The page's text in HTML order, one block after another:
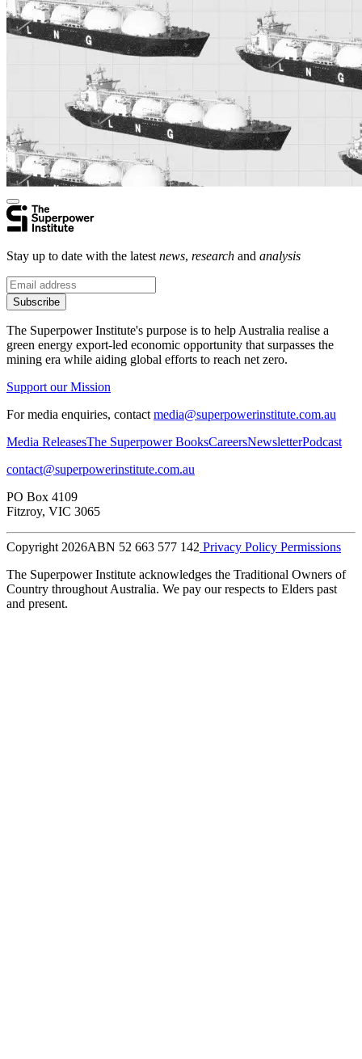
Stay up to date with the latest news, research and analysis
Subscribe
The Superpower Institute's purpose is to help Australia realise a
green energy export-led economic opportunity that surpasses the
mining era while aiding global efforts to reach net zero.​​​​‌ ‍ ​‍​‍‌‍ ‌ ​‍‌‍‍‌‌‍‌ ‌‍‍‌‌‍ ‍​‍​‍​ ‍‍​‍​‍‌ ​ ‌‍​‌‌‍ ‍‌‍‍‌‌ ‌​‌ ‍‌​‍ ‍‌‍‍‌‌‍ ​‍​‍​‍ ​​‍​‍‌‍‍​‌ ​‍‌‍‌‌‌‍‌‍​‍​‍​ ‍‍​‍​‍‌‍‍​‌ ‌​‌ ‌​‌ ​​​ ‍‍​‍ ​‍ ‌‍ ​‌‍ ‌‍​ ‌‍​‌‌‍ ​‌‍‍​‌‍ ‌ ​ ‌ ‌​​ ‍‍​ ​ ​ ​ ​ ​ ​ ​ ​‍ ‌‍‍‌‌‍ ‍‌ ‌​‌‍‌‌‌‍ ‍‌ ‌​​‍ ‌‍‌‌‌‍‌​‌‍‍‌‌ ‌​​‍ ‌‍ ‌‌‍ ‌‍‌​‌‍‌‌​ ‌‌ ​​‌ ​‍‌‍‌‌‌ ​ ‌‍‌‌‌‍ ‍‌ ‌​‌‍​‌‌ ‌​‌‍‍‌‌‍ ‌‍ ‍​ ‍ ‌‍‍‌‌‍‌​​ ‌​ ​‍​ ‌‍​ ‌‌​ ‌‍​ ​​‌‍‌‌​ ‍​​ ​​​‍ ‌​ ‌ ​ ‌​​ ‌‍​ ‌‌​‍ ‌​ ‌​​ ‍​​ ​ ​ ‍‌​‍ ‌​ ‍​​ ‌‍​ ​‍​ ‍‌​‍ ‌​ ‌‌​ ‌‌​ ‌ ​ ​‍‌‍‌‍​ ‍​​ ​‍​ ‍‌​ ‌‌​ ‍​​ ​​‌‍‌‌​ ‍ ‌ ‌​‌ ‍‌‌ ​​‌‍‌‌​ ‌‌ ​ ‌‍‌‌‌ ‌​‌ ‌​‌‍‍‌‌‍ ‍‌‍‌ ‌ ​ ​ ‍ ‌ ​​‌‍​‌‌ ‌​‌‍‍​​ ‌‌‍‌‍‌‍ ‌‍ ‌ ‌​‌‍‌‌‌ ​‍‌‌‌​‌‍‌‌‌ ‍​‌ ‌​​ ‌‍​‍‌‍​‌‌ ​ ‌‍‌‌‌‌‌‌‌ ​‍‌‍ ​​ ‌‌‍‍​‌ ‌​‌ ‌​‌ ​​​‍‌‌​ ​ ‌​​‌​‍‌‌​ ​‍‌​‌‍​‍‌‌​ ​‍‌​‌‍‌‍ ​‌‍ ‌‍​ ‌‍​‌‌‍ ​‌‍‍​‌‍ ‌ ​ ‌ ‌​​‍‌‌​ ​ ‌​​‌​ ​ ​ ​ ​ ​ ​ ​ ​‍‌‍‌‍‍‌‌‍‌​​ ‌​ ​‍​ ‌‍​ ‌‌​ ‌‍​ ​​‌‍‌‌​ ‍​​ ​​​‍ ‌​ ‌ ​ ‌​​ ‌‍​ ‌‌​‍ ‌​ ‌​​ ‍​​ ​ ​ ‍‌​‍ ‌​ ‍​​ ‌‍​ ​‍​ ‍‌​‍ ‌​ ‌‌​ ‌‌​ ‌ ​ ​‍‌‍‌‍​ ‍​​ ​‍​ ‍‌​ ‌‌​ ‍​​ ​​‌‍‌‌​‍‌‍‌ ‌​‌ ‍‌‌ ​​‌‍‌‌​ ‌‌ ​ ‌‍‌‌‌ ‌​‌ ‌​‌‍‍‌‌‍ ‍‌‍‌ ‌ ​ ​‍‌‍‌ ​​‌‍​‌‌ ‌​‌‍‍​​ ‌‌‍‌‍‌‍ ‌‍ ‌ ‌​‌‍‌‌‌ ​‍‌‌‌​‌‍‌‌‌ ‍​‌ ‌​​‍‌‍‌ ​​‌‍‌‌‌ ​‍‌ ​ ‌ ​​‌‍‌‌‌‍​ ‌ ‌​‌‍‍‌‌ ‌‍‌‍‌‌​ ‌‌ ​​‌ ‌‌‌‍​‍‌‍ ​‌‍‍‌‌ ​ ‌‍‍​‌‍‌‌‌‍‌​​‍​‍‌ ‌
Support our Mission
For media enquiries, contact media@superpowerinstitute.com.au
Media Releases​​​​‌ ‍ ​‍​‍‌‍ ‌ ​‍‌‍‍‌‌‍‌ ‌‍‍‌‌‍ ‍​‍​‍​ ‍‍​‍​‍‌ ​ ‌‍​‌‌‍ ‍‌‍‍‌‌ ‌​‌ ‍‌​‍ ‍‌‍‍‌‌‍ ​‍​‍​‍ ​​‍​‍‌‍‍​‌ ​‍‌‍‌‌‌‍‌‍​‍​‍​ ‍‍​‍​‍‌‍‍​‌ ‌​‌ ‌​‌ ​​​ ‍‍​‍ ​‍ ‌‍ ​‌‍ ‌‍​ ‌‍​‌‌‍ ​‌‍‍​‌‍ ‌ ​ ‌ ‌​​ ‍‍​ ​ ​ ​ ​ ​ ​ ​ ​‍ ‌‍‍‌‌‍ ‍‌ ‌​‌‍‌‌‌‍ ‍‌ ‌​​‍ ‌‍‌‌‌‍‌​‌‍‍‌‌ ‌​​‍ ‌‍ ‌‌‍ ‌‍‌​‌‍‌‌​ ‌‌ ​​‌ ​‍‌‍‌‌‌ ​ ‌‍‌‌‌‍ ‍‌ ‌​‌‍​‌‌ ‌​‌‍‍‌‌‍ ‌‍ ‍​ ‍ ‌‍‍‌‌‍‌​​ ‌​ ​‍​ ‌‍​ ‌‌​ ‌‍​ ​​‌‍‌‌​ ‍​​ ​​​‍ ‌​ ‌ ​ ‌​​ ‌‍​ ‌‌​‍ ‌​ ‌​​ ‍​​ ​ ​ ‍‌​‍ ‌​ ‍​​ ‌‍​ ​‍​ ‍‌​‍ ‌​ ‌‌​ ‌‌​ ‌ ​ ​‍‌‍‌‍​ ‍​​ ​‍​ ‍‌​ ‌‌​ ‍​​ ​​‌‍‌‌​ ‍ ‌ ‌​‌ ‍‌‌ ​​‌‍‌‌​ ‌‌ ​ ‌‍‌‌‌ ‌​‌ ‌​‌‍‍‌‌‍ ‍‌‍‌ ‌ ​ ​ ‍ ‌ ​​‌‍​‌‌ ‌​‌‍‍​​ ‌‌‍‌‍‌‍ ‌‍ ‌ ‌​‌‍‌‌‌ ​‍‌​ ‌‌‍‌‌‌‍ ‍‌ ‌‌‌​‍‌‌ ‌​‌‍‌‌‌‍ ‌‌ ​ ​‍‌‌​ ‌‌‌​​‍‌‌ ‌‍‍ ‌‍‌‌‌ ‍‌​‍‌‌​ ​ ‌​‌​​‍‌‌​ ​ ‌​‌​​‍‌‌​ ​‍​ ​‍‌‍​ ‌‍​‌​ ‌​​ ​​​ ‍‌‌‍‌​​ ​‍​ ‌‍‌‍​ ​ ‌ ‌‍‌‌​ ‌‌​‍‌‌​ ​‍​ ​‍​‍‌‌​ ‌‌‌​‌​​‍ ‍‌‍ ​‌‍​‌‌‍​‍‌‍‌‌‌‍ ​​ ‌‍​‍‌‍​‌‌ ​ ‌‍‌‌‌‌‌‌‌ ​‍‌‍ ​​ ‌‌‍‍​‌ ‌​‌ ‌​‌ ​​​‍‌‌​ ​ ‌​​‌​‍‌‌​ ​‍‌​‌‍​‍‌‌​ ​‍‌​‌‍‌‍ ​‌‍ ‌‍​ ‌‍​‌‌‍ ​‌‍‍​‌‍ ‌ ​ ‌ ‌​​‍‌‌​ ​ ‌​​‌​ ​ ​ ​ ​ ​ ​ ​ ​‍‌‍‌‍‍‌‌‍‌​​ ‌​ ​‍​ ‌‍​ ‌‌​ ‌‍​ ​​‌‍‌‌​ ‍​​ ​​​‍ ‌​ ‌ ​ ‌​​ ‌‍​ ‌‌​‍ ‌​ ‌​​ ‍​​ ​ ​ ‍‌​‍ ‌​ ‍​​ ‌‍​ ​‍​ ‍‌​‍ ‌​ ‌‌​ ‌‌​ ‌ ​ ​‍‌‍‌‍​ ‍​​ ​‍​ ‍‌​ ‌‌​ ‍​​ ​​‌‍‌‌​‍‌‍‌ ‌​‌ ‍‌‌ ​​‌‍‌‌​ ‌‌ ​ ‌‍‌‌‌ ‌​‌ ‌​‌‍‍‌‌‍ ‍‌‍‌ ‌ ​ ​‍‌‍‌ ​​‌‍​‌‌ ‌​‌‍‍​​ ‌‌‍‌‍‌‍ ‌‍ ‌ ‌​‌‍‌‌‌ ​‍‌​ ‌‌‍‌‌‌‍ ‍‌ ‌‌‌​‍‌‌ ‌​‌‍‌‌‌‍ ‌‌ ​ ​‍‌‌​ ‌‌‌​​‍‌‌ ‌‍‍ ‌‍‌‌‌ ‍‌​‍‌‌​ ​ ‌​‌​​‍‌‌​ ​ ‌​‌​​‍‌‌​ ​‍​ ​‍‌‍​ ‌‍​‌​ ‌​​ ​​​ ‍‌‌‍‌​​ ​‍​ ‌‍‌‍​ ​ ‌ ‌‍‌‌​ ‌‌​‍‌‌​ ​‍​ ​‍​‍‌‌​ ‌‌‌​‌​​‍ ‍‌‍ ​‌‍​‌‌‍​‍‌‍‌‌‌‍ ​​‍‌‍‌ ​​‌‍‌‌‌ ​‍‌ ​ ‌ ​​‌‍‌‌‌‍​ ‌ ‌​‌‍‍‌‌ ‌‍‌‍‌‌​ ‌‌ ​​‌ ‌‌‌‍​‍‌‍ ​‌‍‍‌‌ ​ ‌‍‍​‌‍‌‌‌‍‌​​‍​‍‌ ‌The Superpower Books​​​​‌ ‍ ​‍​‍‌‍ ‌ ​‍‌‍‍‌‌‍‌ ‌‍‍‌‌‍ ‍​‍​‍​ ‍‍​‍​‍‌ ​ ‌‍​‌‌‍ ‍‌‍‍‌‌ ‌​‌ ‍‌​‍ ‍‌‍‍‌‌‍ ​‍​‍​‍ ​​‍​‍‌‍‍​‌ ​‍‌‍‌‌‌‍‌‍​‍​‍​ ‍‍​‍​‍‌‍‍​‌ ‌​‌ ‌​‌ ​​​ ‍‍​‍ ​‍ ‌‍ ​‌‍ ‌‍​ ‌‍​‌‌‍ ​‌‍‍​‌‍ ‌ ​ ‌ ‌​​ ‍‍​ ​ ​ ​ ​ ​ ​ ​ ​‍ ‌‍‍‌‌‍ ‍‌ ‌​‌‍‌‌‌‍ ‍‌ ‌​​‍ ‌‍‌‌‌‍‌​‌‍‍‌‌ ‌​​‍ ‌‍ ‌‌‍ ‌‍‌​‌‍‌‌​ ‌‌ ​​‌ ​‍‌‍‌‌‌ ​ ‌‍‌‌‌‍ ‍‌ ‌​‌‍​‌‌ ‌​‌‍‍‌‌‍ ‌‍ ‍​ ‍ ‌‍‍‌‌‍‌​​ ‌​ ​‍​ ‌‍​ ‌‌​ ‌‍​ ​​‌‍‌‌​ ‍​​ ​​​‍ ‌​ ‌ ​ ‌​​ ‌‍​ ‌‌​‍ ‌​ ‌​​ ‍​​ ​ ​ ‍‌​‍ ‌​ ‍​​ ‌‍​ ​‍​ ‍‌​‍ ‌​ ‌‌​ ‌‌​ ‌ ​ ​‍‌‍‌‍​ ‍​​ ​‍​ ‍‌​ ‌‌​ ‍​​ ​​‌‍‌‌​ ‍ ‌ ‌​‌ ‍‌‌ ​​‌‍‌‌​ ‌‌ ​ ‌‍‌‌‌ ‌​‌ ‌​‌‍‍‌‌‍ ‍‌‍‌ ‌ ​ ​ ‍ ‌ ​​‌‍​‌‌ ‌​‌‍‍​​ ‌‌‍‌‍‌‍ ‌‍ ‌ ‌​‌‍‌‌‌ ​‍‌​ ‌‌‍‌‌‌‍ ‍‌ ‌‌‌​‍‌‌ ‌​‌‍‌‌‌‍ ‌‌ ​ ​‍‌‌​ ‌‌‌​​‍‌‌ ‌‍‍ ‌‍‌‌‌ ‍‌​‍‌‌​ ​ ‌​‌​​‍‌‌​ ​ ‌​‌​​‍‌‌​ ​‍​ ​‍​ ‌‍​ ‌ ​ ‌‌​ ​​​ ​‍​ ‌​‌‍‌​​ ‍​‌‍‌‌​ ‌‌‌‍‌‌​ ‍​​‍‌‌​ ​‍​ ​‍​‍‌‌​ ‌‌‌​‌​​‍ ‍‌‍ ​‌‍​‌‌‍​‍‌‍‌‌‌‍ ​​ ‌‍​‍‌‍​‌‌ ​ ‌‍‌‌‌‌‌‌‌ ​‍‌‍ ​​ ‌‌‍‍​‌ ‌​‌ ‌​‌ ​​​‍‌‌​ ​ ‌​​‌​‍‌‌​ ​‍‌​‌‍​‍‌‌​ ​‍‌​‌‍‌‍ ​‌‍ ‌‍​ ‌‍​‌‌‍ ​‌‍‍​‌‍ ‌ ​ ‌ ‌​​‍‌‌​ ​ ‌​​‌​ ​ ​ ​ ​ ​ ​ ​ ​‍‌‍‌‍‍‌‌‍‌​​ ‌​ ​‍​ ‌‍​ ‌‌​ ‌‍​ ​​‌‍‌‌​ ‍​​ ​​​‍ ‌​ ‌ ​ ‌​​ ‌‍​ ‌‌​‍ ‌​ ‌​​ ‍​​ ​ ​ ‍‌​‍ ‌​ ‍​​ ‌‍​ ​‍​ ‍‌​‍ ‌​ ‌‌​ ‌‌​ ‌ ​ ​‍‌‍‌‍​ ‍​​ ​‍​ ‍‌​ ‌‌​ ‍​​ ​​‌‍‌‌​‍‌‍‌ ‌​‌ ‍‌‌ ​​‌‍‌‌​ ‌‌ ​ ‌‍‌‌‌ ‌​‌ ‌​‌‍‍‌‌‍ ‍‌‍‌ ‌ ​ ​‍‌‍‌ ​​‌‍​‌‌ ‌​‌‍‍​​ ‌‌‍‌‍‌‍ ‌‍ ‌ ‌​‌‍‌‌‌ ​‍‌​ ‌‌‍‌‌‌‍ ‍‌ ‌‌‌​‍‌‌ ‌​‌‍‌‌‌‍ ‌‌ ​ ​‍‌‌​ ‌‌‌​​‍‌‌ ‌‍‍ ‌‍‌‌‌ ‍‌​‍‌‌​ ​ ‌​‌​​‍‌‌​ ​ ‌​‌​​‍‌‌​ ​‍​ ​‍​ ‌‍​ ‌ ​ ‌‌​ ​​​ ​‍​ ‌​‌‍‌​​ ‍​‌‍‌‌​ ‌‌‌‍‌‌​ ‍​​‍‌‌​ ​‍​ ​‍​‍‌‌​ ‌‌‌​‌​​‍ ‍‌‍ ​‌‍​‌‌‍​‍‌‍‌‌‌‍ ​​‍‌‍‌ ​​‌‍‌‌‌ ​‍‌ ​ ‌ ​​‌‍‌‌‌‍​ ‌ ‌​‌‍‍‌‌ ‌‍‌‍‌‌​ ‌‌ ​​‌ ‌‌‌‍​‍‌‍ ​‌‍‍‌‌ ​ ‌‍‍​‌‍‌‌‌‍‌​​‍​‍‌ ‌Careers​​​​‌ ‍ ​‍​‍‌‍ ‌ ​‍‌‍‍‌‌‍‌ ‌‍‍‌‌‍ ‍​‍​‍​ ‍‍​‍​‍‌ ​ ‌‍​‌‌‍ ‍‌‍‍‌‌ ‌​‌ ‍‌​‍ ‍‌‍‍‌‌‍ ​‍​‍​‍ ​​‍​‍‌‍‍​‌ ​‍‌‍‌‌‌‍‌‍​‍​‍​ ‍‍​‍​‍‌‍‍​‌ ‌​‌ ‌​‌ ​​​ ‍‍​‍ ​‍ ‌‍ ​‌‍ ‌‍​ ‌‍​‌‌‍ ​‌‍‍​‌‍ ‌ ​ ‌ ‌​​ ‍‍​ ​ ​ ​ ​ ​ ​ ​ ​‍ ‌‍‍‌‌‍ ‍‌ ‌​‌‍‌‌‌‍ ‍‌ ‌​​‍ ‌‍‌‌‌‍‌​‌‍‍‌‌ ‌​​‍ ‌‍ ‌‌‍ ‌‍‌​‌‍‌‌​ ‌‌ ​​‌ ​‍‌‍‌‌‌ ​ ‌‍‌‌‌‍ ‍‌ ‌​‌‍​‌‌ ‌​‌‍‍‌‌‍ ‌‍ ‍​ ‍ ‌‍‍‌‌‍‌​​ ‌​ ​‍​ ‌‍​ ‌‌​ ‌‍​ ​​‌‍‌‌​ ‍​​ ​​​‍ ‌​ ‌ ​ ‌​​ ‌‍​ ‌‌​‍ ‌​ ‌​​ ‍​​ ​ ​ ‍‌​‍ ‌​ ‍​​ ‌‍​ ​‍​ ‍‌​‍ ‌​ ‌‌​ ‌‌​ ‌ ​ ​‍‌‍‌‍​ ‍​​ ​‍​ ‍‌​ ‌‌​ ‍​​ ​​‌‍‌‌​ ‍ ‌ ‌​‌ ‍‌‌ ​​‌‍‌‌​ ‌‌ ​ ‌‍‌‌‌ ‌​‌ ‌​‌‍‍‌‌‍ ‍‌‍‌ ‌ ​ ​ ‍ ‌ ​​‌‍​‌‌ ‌​‌‍‍​​ ‌‌‍‌‍‌‍ ‌‍ ‌ ‌​‌‍‌‌‌ ​‍‌​ ‌‌‍‌‌‌‍ ‍‌ ‌‌‌​‍‌‌ ‌​‌‍‌‌‌‍ ‌‌ ​ ​‍‌‌​ ‌‌‌​​‍‌‌ ‌‍‍ ‌‍‌‌‌ ‍‌​‍‌‌​ ​ ‌​‌​​‍‌‌​ ​ ‌​‌​​‍‌‌​ ​‍​ ​‍‌‍‌‌​ ‌‌‌‍‌​​ ‌‍​ ‌ ‌‍‌​‌‍​‌​ ‌ ​ ‌ ​ ‌ ​ ​​‌‍​‌​‍‌‌​ ​‍​ ​‍​‍‌‌​ ‌‌‌​‌​​‍ ‍‌‍ ​‌‍​‌‌‍​‍‌‍‌‌‌‍ ​​ ‌‍​‍‌‍​‌‌ ​ ‌‍‌‌‌‌‌‌‌ ​‍‌‍ ​​ ‌‌‍‍​‌ ‌​‌ ‌​‌ ​​​‍‌‌​ ​ ‌​​‌​‍‌‌​ ​‍‌​‌‍​‍‌‌​ ​‍‌​‌‍‌‍ ​‌‍ ‌‍​ ‌‍​‌‌‍ ​‌‍‍​‌‍ ‌ ​ ‌ ‌​​‍‌‌​ ​ ‌​​‌​ ​ ​ ​ ​ ​ ​ ​ ​‍‌‍‌‍‍‌‌‍‌​​ ‌​ ​‍​ ‌‍​ ‌‌​ ‌‍​ ​​‌‍‌‌​ ‍​​ ​​​‍ ‌​ ‌ ​ ‌​​ ‌‍​ ‌‌​‍ ‌​ ‌​​ ‍​​ ​ ​ ‍‌​‍ ‌​ ‍​​ ‌‍​ ​‍​ ‍‌​‍ ‌​ ‌‌​ ‌‌​ ‌ ​ ​‍‌‍‌‍​ ‍​​ ​‍​ ‍‌​ ‌‌​ ‍​​ ​​‌‍‌‌​‍‌‍‌ ‌​‌ ‍‌‌ ​​‌‍‌‌​ ‌‌ ​ ‌‍‌‌‌ ‌​‌ ‌​‌‍‍‌‌‍ ‍‌‍‌ ‌ ​ ​‍‌‍‌ ​​‌‍​‌‌ ‌​‌‍‍​​ ‌‌‍‌‍‌‍ ‌‍ ‌ ‌​‌‍‌‌‌ ​‍‌​ ‌‌‍‌‌‌‍ ‍‌ ‌‌‌​‍‌‌ ‌​‌‍‌‌‌‍ ‌‌ ​ ​‍‌‌​ ‌‌‌​​‍‌‌ ‌‍‍ ‌‍‌‌‌ ‍‌​‍‌‌​ ​ ‌​‌​​‍‌‌​ ​ ‌​‌​​‍‌‌​ ​‍​ ​‍‌‍‌‌​ ‌‌‌‍‌​​ ‌‍​ ‌ ‌‍‌​‌‍​‌​ ‌ ​ ‌ ​ ‌ ​ ​​‌‍​‌​‍‌‌​ ​‍​ ​‍​‍‌‌​ ‌‌‌​‌​​‍ ‍‌‍ ​‌‍​‌‌‍​‍‌‍‌‌‌‍ ​​‍‌‍‌ ​​‌‍‌‌‌ ​‍‌ ​ ‌ ​​‌‍‌‌‌‍​ ‌ ‌​‌‍‍‌‌ ‌‍‌‍‌‌​ ‌‌ ​​‌ ‌‌‌‍​‍‌‍ ​‌‍‍‌‌ ​ ‌‍‍​‌‍‌‌‌‍‌​​‍​‍‌ ‌Newsletter​​​​‌ ‍ ​‍​‍‌‍ ‌ ​‍‌‍‍‌‌‍‌ ‌‍‍‌‌‍ ‍​‍​‍​ ‍‍​‍​‍‌ ​ ‌‍​‌‌‍ ‍‌‍‍‌‌ ‌​‌ ‍‌​‍ ‍‌‍‍‌‌‍ ​‍​‍​‍ ​​‍​‍‌‍‍​‌ ​‍‌‍‌‌‌‍‌‍​‍​‍​ ‍‍​‍​‍‌‍‍​‌ ‌​‌ ‌​‌ ​​​ ‍‍​‍ ​‍ ‌‍ ​‌‍ ‌‍​ ‌‍​‌‌‍ ​‌‍‍​‌‍ ‌ ​ ‌ ‌​​ ‍‍​ ​ ​ ​ ​ ​ ​ ​ ​‍ ‌‍‍‌‌‍ ‍‌ ‌​‌‍‌‌‌‍ ‍‌ ‌​​‍ ‌‍‌‌‌‍‌​‌‍‍‌‌ ‌​​‍ ‌‍ ‌‌‍ ‌‍‌​‌‍‌‌​ ‌‌ ​​‌ ​‍‌‍‌‌‌ ​ ‌‍‌‌‌‍ ‍‌ ‌​‌‍​‌‌ ‌​‌‍‍‌‌‍ ‌‍ ‍​ ‍ ‌‍‍‌‌‍‌​​ ‌​ ​‍​ ‌‍​ ‌‌​ ‌‍​ ​​‌‍‌‌​ ‍​​ ​​​‍ ‌​ ‌ ​ ‌​​ ‌‍​ ‌‌​‍ ‌​ ‌​​ ‍​​ ​ ​ ‍‌​‍ ‌​ ‍​​ ‌‍​ ​‍​ ‍‌​‍ ‌​ ‌‌​ ‌‌​ ‌ ​ ​‍‌‍‌‍​ ‍​​ ​‍​ ‍‌​ ‌‌​ ‍​​ ​​‌‍‌‌​ ‍ ‌ ‌​‌ ‍‌‌ ​​‌‍‌‌​ ‌‌ ​ ‌‍‌‌‌ ‌​‌ ‌​‌‍‍‌‌‍ ‍‌‍‌ ‌ ​ ​ ‍ ‌ ​​‌‍​‌‌ ‌​‌‍‍​​ ‌‌‍‌‍‌‍ ‌‍ ‌ ‌​‌‍‌‌‌ ​‍‌​ ‌‌‍‌‌‌‍ ‍‌ ‌‌‌​‍‌‌ ‌​‌‍‌‌‌‍ ‌‌ ​ ​‍‌‌​ ‌‌‌​​‍‌‌ ‌‍‍ ‌‍‌‌‌ ‍‌​‍‌‌​ ​ ‌​‌​​‍‌‌​ ​ ‌​‌​​‍‌‌​ ​‍​ ​‍​ ​‍‌‍​‍​ ​​​ ​ ​ ‍‌​ ​‍‌‍​‌​ ‍​‌‍​‌​ ‌ ​ ​​‌‍‌‍​‍‌‌​ ​‍​ ​‍​‍‌‌​ ‌‌‌​‌​​‍ ‍‌‍ ​‌‍​‌‌‍​‍‌‍‌‌‌‍ ​​ ‌‍​‍‌‍​‌‌ ​ ‌‍‌‌‌‌‌‌‌ ​‍‌‍ ​​ ‌‌‍‍​‌ ‌​‌ ‌​‌ ​​​‍‌‌​ ​ ‌​​‌​‍‌‌​ ​‍‌​‌‍​‍‌‌​ ​‍‌​‌‍‌‍ ​‌‍ ‌‍​ ‌‍​‌‌‍ ​‌‍‍​‌‍ ‌ ​ ‌ ‌​​‍‌‌​ ​ ‌​​‌​ ​ ​ ​ ​ ​ ​ ​ ​‍‌‍‌‍‍‌‌‍‌​​ ‌​ ​‍​ ‌‍​ ‌‌​ ‌‍​ ​​‌‍‌‌​ ‍​​ ​​​‍ ‌​ ‌ ​ ‌​​ ‌‍​ ‌‌​‍ ‌​ ‌​​ ‍​​ ​ ​ ‍‌​‍ ‌​ ‍​​ ‌‍​ ​‍​ ‍‌​‍ ‌​ ‌‌​ ‌‌​ ‌ ​ ​‍‌‍‌‍​ ‍​​ ​‍​ ‍‌​ ‌‌​ ‍​​ ​​‌‍‌‌​‍‌‍‌ ‌​‌ ‍‌‌ ​​‌‍‌‌​ ‌‌ ​ ‌‍‌‌‌ ‌​‌ ‌​‌‍‍‌‌‍ ‍‌‍‌ ‌ ​ ​‍‌‍‌ ​​‌‍​‌‌ ‌​‌‍‍​​ ‌‌‍‌‍‌‍ ‌‍ ‌ ‌​‌‍‌‌‌ ​‍‌​ ‌‌‍‌‌‌‍ ‍‌ ‌‌‌​‍‌‌ ‌​‌‍‌‌‌‍ ‌‌ ​ ​‍‌‌​ ‌‌‌​​‍‌‌ ‌‍‍ ‌‍‌‌‌ ‍‌​‍‌‌​ ​ ‌​‌​​‍‌‌​ ​ ‌​‌​​‍‌‌​ ​‍​ ​‍​ ​‍‌‍​‍​ ​​​ ​ ​ ‍‌​ ​‍‌‍​‌​ ‍​‌‍​‌​ ‌ ​ ​​‌‍‌‍​‍‌‌​ ​‍​ ​‍​‍‌‌​ ‌‌‌​‌​​‍ ‍‌‍ ​‌‍​‌‌‍​‍‌‍‌‌‌‍ ​​‍‌‍‌ ​​‌‍‌‌‌ ​‍‌ ​ ‌ ​​‌‍‌‌‌‍​ ‌ ‌​‌‍‍‌‌ ‌‍‌‍‌‌​ ‌‌ ​​‌ ‌‌‌‍​‍‌‍ ​‌‍‍‌‌ ​ ‌‍‍​‌‍‌‌‌‍‌​​‍​‍‌ ‌Podcast​​​​‌ ‍ ​‍​‍‌‍ ‌ ​‍‌‍‍‌‌‍‌ ‌‍‍‌‌‍ ‍​‍​‍​ ‍‍​‍​‍‌ ​ ‌‍​‌‌‍ ‍‌‍‍‌‌ ‌​‌ ‍‌​‍ ‍‌‍‍‌‌‍ ​‍​‍​‍ ​​‍​‍‌‍‍​‌ ​‍‌‍‌‌‌‍‌‍​‍​‍​ ‍‍​‍​‍‌‍‍​‌ ‌​‌ ‌​‌ ​​​ ‍‍​‍ ​‍ ‌‍ ​‌‍ ‌‍​ ‌‍​‌‌‍ ​‌‍‍​‌‍ ‌ ​ ‌ ‌​​ ‍‍​ ​ ​ ​ ​ ​ ​ ​ ​‍ ‌‍‍‌‌‍ ‍‌ ‌​‌‍‌‌‌‍ ‍‌ ‌​​‍ ‌‍‌‌‌‍‌​‌‍‍‌‌ ‌​​‍ ‌‍ ‌‌‍ ‌‍‌​‌‍‌‌​ ‌‌ ​​‌ ​‍‌‍‌‌‌ ​ ‌‍‌‌‌‍ ‍‌ ‌​‌‍​‌‌ ‌​‌‍‍‌‌‍ ‌‍ ‍​ ‍ ‌‍‍‌‌‍‌​​ ‌​ ​‍​ ‌‍​ ‌‌​ ‌‍​ ​​‌‍‌‌​ ‍​​ ​​​‍ ‌​ ‌ ​ ‌​​ ‌‍​ ‌‌​‍ ‌​ ‌​​ ‍​​ ​ ​ ‍‌​‍ ‌​ ‍​​ ‌‍​ ​‍​ ‍‌​‍ ‌​ ‌‌​ ‌‌​ ‌ ​ ​‍‌‍‌‍​ ‍​​ ​‍​ ‍‌​ ‌‌​ ‍​​ ​​‌‍‌‌​ ‍ ‌ ‌​‌ ‍‌‌ ​​‌‍‌‌​ ‌‌ ​ ‌‍‌‌‌ ‌​‌ ‌​‌‍‍‌‌‍ ‍‌‍‌ ‌ ​ ​ ‍ ‌ ​​‌‍​‌‌ ‌​‌‍‍​​ ‌‌‍‌‍‌‍ ‌‍ ‌ ‌​‌‍‌‌‌ ​‍‌​ ‌‌‍‌‌‌‍ ‍‌ ‌‌‌​‍‌‌ ‌​‌‍‌‌‌‍ ‌‌ ​ ​‍‌‌​ ‌‌‌​​‍‌‌ ‌‍‍ ‌‍‌‌‌ ‍‌​‍‌‌​ ​ ‌​‌​​‍‌‌​ ​ ‌​‌​​‍‌‌​ ​‍​ ​‍​ ‌‍‌‍‌‌​ ‍​​ ​ ​ ​​​ ‍‌​ ‌​​ ​​​ ​‍‌‍‌‍‌‍​ ​ ​‍​‍‌‌​ ​‍​ ​‍​‍‌‌​ ‌‌‌​‌​​‍ ‍‌‍ ​‌‍​‌‌‍​‍‌‍‌‌‌‍ ​​ ‌‍​‍‌‍​‌‌ ​ ‌‍‌‌‌‌‌‌‌ ​‍‌‍ ​​ ‌‌‍‍​‌ ‌​‌ ‌​‌ ​​​‍‌‌​ ​ ‌​​‌​‍‌‌​ ​‍‌​‌‍​‍‌‌​ ​‍‌​‌‍‌‍ ​‌‍ ‌‍​ ‌‍​‌‌‍ ​‌‍‍​‌‍ ‌ ​ ‌ ‌​​‍‌‌​ ​ ‌​​‌​ ​ ​ ​ ​ ​ ​ ​ ​‍‌‍‌‍‍‌‌‍‌​​ ‌​ ​‍​ ‌‍​ ‌‌​ ‌‍​ ​​‌‍‌‌​ ‍​​ ​​​‍ ‌​ ‌ ​ ‌​​ ‌‍​ ‌‌​‍ ‌​ ‌​​ ‍​​ ​ ​ ‍‌​‍ ‌​ ‍​​ ‌‍​ ​‍​ ‍‌​‍ ‌​ ‌‌​ ‌‌​ ‌ ​ ​‍‌‍‌‍​ ‍​​ ​‍​ ‍‌​ ‌‌​ ‍​​ ​​‌‍‌‌​‍‌‍‌ ‌​‌ ‍‌‌ ​​‌‍‌‌​ ‌‌ ​ ‌‍‌‌‌ ‌​‌ ‌​‌‍‍‌‌‍ ‍‌‍‌ ‌ ​ ​‍‌‍‌ ​​‌‍​‌‌ ‌​‌‍‍​​ ‌‌‍‌‍‌‍ ‌‍ ‌ ‌​‌‍‌‌‌ ​‍‌​ ‌‌‍‌‌‌‍ ‍‌ ‌‌‌​‍‌‌ ‌​‌‍‌‌‌‍ ‌‌ ​ ​‍‌‌​ ‌‌‌​​‍‌‌ ‌‍‍ ‌‍‌‌‌ ‍‌​‍‌‌​ ​ ‌​‌​​‍‌‌​ ​ ‌​‌​​‍‌‌​ ​‍​ ​‍​ ‌‍‌‍‌‌​ ‍​​ ​ ​ ​​​ ‍‌​ ‌​​ ​​​ ​‍‌‍‌‍‌‍​ ​ ​‍​‍‌‌​ ​‍​ ​‍​‍‌‌​ ‌‌‌​‌​​‍ ‍‌‍ ​‌‍​‌‌‍​‍‌‍‌‌‌‍ ​​‍‌‍‌ ​​‌‍‌‌‌ ​‍‌ ​ ‌ ​​‌‍‌‌‌‍​ ‌ ‌​‌‍‍‌‌ ‌‍‌‍‌‌​ ‌‌ ​​‌ ‌‌‌‍​‍‌‍ ​‌‍‍‌‌ ​ ‌‍‍​‌‍‌‌‌‍‌​​‍​‍‌ ‌
contact@superpowerinstitute.com.au
PO Box 4109
Fitzroy, VIC 3065
Copyright 2026ABN 52 663 577 142 Privacy Policy Permissions
The Superpower Institute acknowledges the Traditional Owners of
Country throughout Australia. We pay our respects to Elders past
and present.​​​​‌ ‍ ​‍​‍‌‍ ‌ ​‍‌‍‍‌‌‍‌ ‌‍‍‌‌‍ ‍​‍​‍​ ‍‍​‍​‍‌ ​ ‌‍​‌‌‍ ‍‌‍‍‌‌ ‌​‌ ‍‌​‍ ‍‌‍‍‌‌‍ ​‍​‍​‍ ​​‍​‍‌‍‍​‌ ​‍‌‍‌‌‌‍‌‍​‍​‍​ ‍‍​‍​‍‌‍‍​‌ ‌​‌ ‌​‌ ​​​ ‍‍​‍ ​‍ ‌‍ ​‌‍ ‌‍​ ‌‍​‌‌‍ ​‌‍‍​‌‍ ‌ ​ ‌ ‌​​ ‍‍​ ​ ​ ​ ​ ​ ​ ​ ​‍ ‌‍‍‌‌‍ ‍‌ ‌​‌‍‌‌‌‍ ‍‌ ‌​​‍ ‌‍‌‌‌‍‌​‌‍‍‌‌ ‌​​‍ ‌‍ ‌‌‍ ‌‍‌​‌‍‌‌​ ‌‌ ​​‌ ​‍‌‍‌‌‌ ​ ‌‍‌‌‌‍ ‍‌ ‌​‌‍​‌‌ ‌​‌‍‍‌‌‍ ‌‍ ‍​ ‍ ‌‍‍‌‌‍‌​​ ‌​ ​‍​ ‌‍​ ‌‌​ ‌‍​ ​​‌‍‌‌​ ‍​​ ​​​‍ ‌​ ‌ ​ ‌​​ ‌‍​ ‌‌​‍ ‌​ ‌​​ ‍​​ ​ ​ ‍‌​‍ ‌​ ‍​​ ‌‍​ ​‍​ ‍‌​‍ ‌​ ‌‌​ ‌‌​ ‌ ​ ​‍‌‍‌‍​ ‍​​ ​‍​ ‍‌​ ‌‌​ ‍​​ ​​‌‍‌‌​ ‍ ‌ ‌​‌ ‍‌‌ ​​‌‍‌‌​ ‌‌ ​ ‌‍‌‌‌ ‌​‌ ‌​‌‍‍‌‌‍ ‍‌‍‌ ‌ ​ ​ ‍ ‌ ​​‌‍​‌‌ ‌​‌‍‍​​ ‌‌‍​‌‌‍​ ‌‍‍ ‌‍ ‍‌‍ ‌ ‌ ‌‍ ​‌‍‌‌‌‍‌​‌‍‌ ‌‍‌‌‌‍ ‌‌‍‌‌‌‍ ‍‌ ‌​​ ‌‍​‍‌‍​‌‌ ​ ‌‍‌‌‌‌‌‌‌ ​‍‌‍ ​​ ‌‌‍‍​‌ ‌​‌ ‌​‌ ​​​‍‌‌​ ​ ‌​​‌​‍‌‌​ ​‍‌​‌‍​‍‌‌​ ​‍‌​‌‍‌‍ ​‌‍ ‌‍​ ‌‍​‌‌‍ ​‌‍‍​‌‍ ‌ ​ ‌ ‌​​‍‌‌​ ​ ‌​​‌​ ​ ​ ​ ​ ​ ​ ​ ​‍‌‍‌‍‍‌‌‍‌​​ ‌​ ​‍​ ‌‍​ ‌‌​ ‌‍​ ​​‌‍‌‌​ ‍​​ ​​​‍ ‌​ ‌ ​ ‌​​ ‌‍​ ‌‌​‍ ‌​ ‌​​ ‍​​ ​ ​ ‍‌​‍ ‌​ ‍​​ ‌‍​ ​‍​ ‍‌​‍ ‌​ ‌‌​ ‌‌​ ‌ ​ ​‍‌‍‌‍​ ‍​​ ​‍​ ‍‌​ ‌‌​ ‍​​ ​​‌‍‌‌​‍‌‍‌ ‌​‌ ‍‌‌ ​​‌‍‌‌​ ‌‌ ​ ‌‍‌‌‌ ‌​‌ ‌​‌‍‍‌‌‍ ‍‌‍‌ ‌ ​ ​‍‌‍‌ ​​‌‍​‌‌ ‌​‌‍‍​​ ‌‌‍​‌‌‍​ ‌‍‍ ‌‍ ‍‌‍ ‌ ‌ ‌‍ ​‌‍‌‌‌‍‌​‌‍‌ ‌‍‌‌‌‍ ‌‌‍‌‌‌‍ ‍‌ ‌​​‍‌‍‌ ​​‌‍‌‌‌ ​‍‌ ​ ‌ ​​‌‍‌‌‌‍​ ‌ ‌​‌‍‍‌‌ ‌‍‌‍‌‌​ ‌‌ ​​‌ ‌‌‌‍​‍‌‍ ​‌‍‍‌‌ ​ ‌‍‍​‌‍‌‌‌‍‌​​‍​‍‌ ‌